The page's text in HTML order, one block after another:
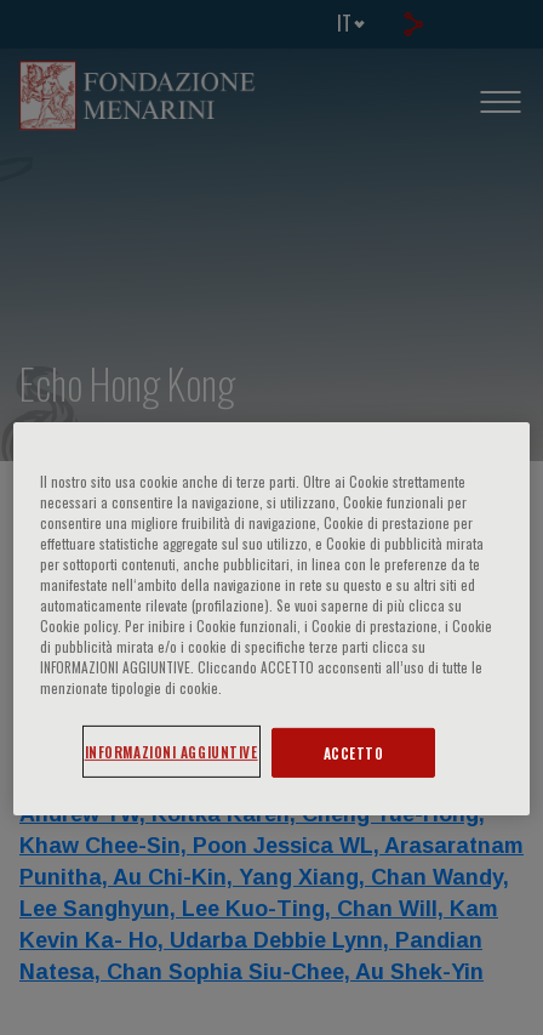
IT
Echo Hong Kong
HOME PAGE / CORSI ED EVENTI / INFO EVENTO
Relatori
Khandheria Bijoy K., Chan Jonathan,
Zamorano Jose´ Luis,
Kwok-Lun,Anderson Bonita,
Umland Matt,Yingchoncharoen Teerapat,
Leung Dominic,Tunggal Thomas Prabowo,
Andrew YW,Koitka Karen,Cheng Yue-Hong,
Khaw Chee-Sin, Poon Jessica WL, Arasaratnam
Punitha, Au Chi-Kin, Yang Xiang, Chan Wandy,
Lee Sanghyun, Lee Kuo-Ting, Chan Will, Kam
Kevin Ka- Ho, Udarba Debbie Lynn, Pandian
Natesa, Chan Sophia Siu-Chee, Au Shek-Yin
Il nostro sito usa cookie anche di terze parti. Oltre ai Cookie strettamente
necessari a consentire la navigazione, si utilizzano, Cookie funzionali per
consentire una migliore fruibilità di navigazione, Cookie di prestazione per
effettuare statistiche aggregate sul suo utilizzo, e Cookie di pubblicità mirata
per sottoporti contenuti, anche pubblicitari, in linea con le preferenze da te
manifestate nell‘ambito della navigazione in rete su questo e su altri siti ed
automaticamente rilevate (profilazione). Se vuoi saperne di più clicca su
Cookie policy. Per inibire i Cookie funzionali, i Cookie di prestazione, i Cookie
di pubblicità mirata e/o i cookie di specifiche terze parti clicca su
INFORMAZIONI AGGIUNTIVE. Cliccando ACCETTO acconsenti all’uso di tutte le
menzionate tipologie di cookie.
INFORMAZIONI AGGIUNTIVE ACCETTO